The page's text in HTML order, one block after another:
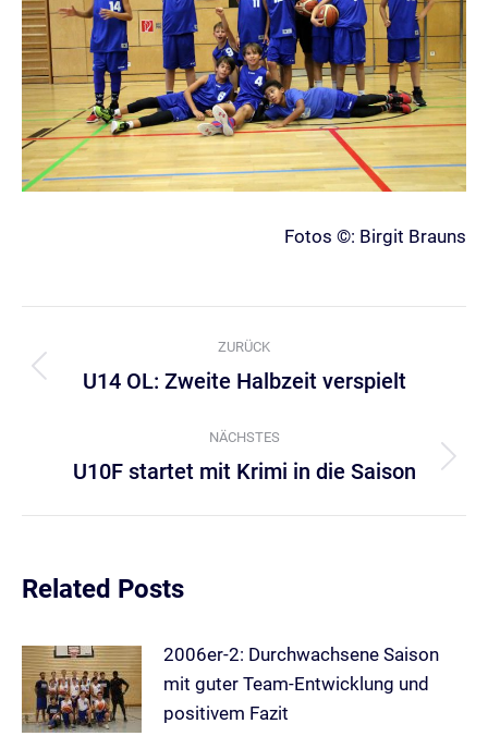
Fotos ©: Birgit Brauns
Kommentarnavigation
ZURÜCK
Vorheriger
U14 OL: Zweite Halbzeit verspielt
NÄCHSTES
Nächster
U10F startet mit Krimi in die Saison
Related Posts
2006er-2: Durchwachsene Saison
mit guter Team-Entwicklung und
positivem Fazit